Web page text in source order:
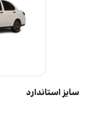
سایز استاندارد